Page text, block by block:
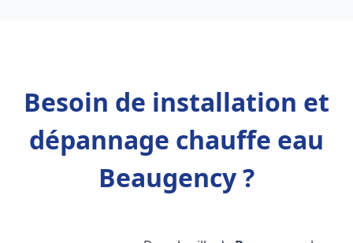
Besoin de installation et
dépannage chauffe eau
Beaugency ?